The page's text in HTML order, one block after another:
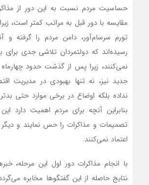
حساسيت مردم نسبت به اين دور از
مقايسه با دور قبل به مراتب کمتر است،
تورم سرسام‌آور، دامن مردم را گرفته و
رسيده‌اند که دولتمردان تلاشي جدي براي
نمي‌کنند، زيرا پس از گذشت حدود چهارماه
جديد نيز، نه تنها بهبودي در مديريت
نداده بلکه اوضاع در برخي موارد حتي
بنابراين آنچه براي مردم اهميت دارد
تصميمات و مذاکرات را حس نمايند و
اعتماد نمي‌کنند.
با انجام مذاکرات دور اول اين مرحله،
نتايج حاصله از اين گفتگوها مخابره